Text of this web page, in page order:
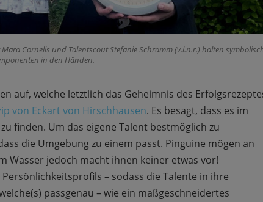
Cornelis und Talentscout Stefanie Schramm (v.l.n.r.) halten
in den Händen.
auf, welche letztlich das Geheimnis des
von Eckart von Hirschhausen. Es besagt, dass es im
finden. Um das eigene Talent bestmöglich zu
die Umgebung zu einem passt. Pinguine mögen an
Wasser jedoch macht ihnen keiner etwas vor!
– sodass die Talente in ihre
passgenau – wie ein maßgeschneidertes